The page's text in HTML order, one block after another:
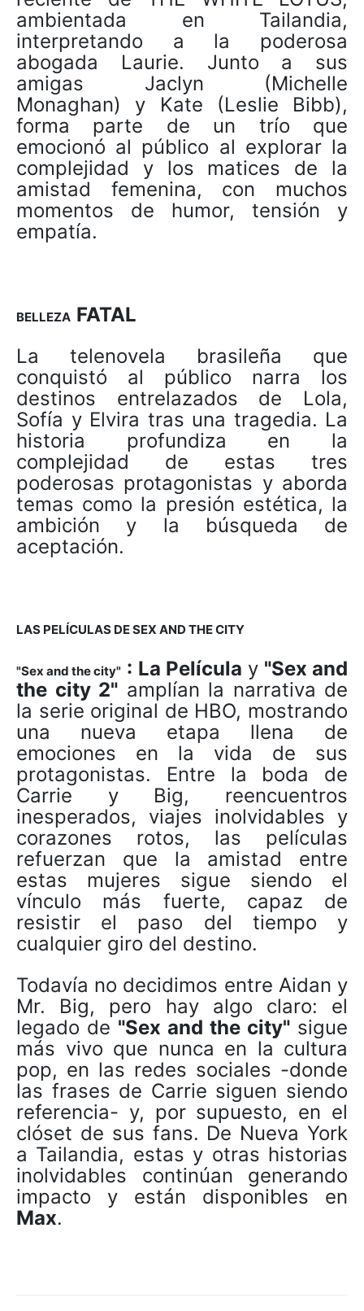
ambientada en Tailandia,
interpretando a la poderosa
abogada Laurie. Junto a sus
amigas Jaclyn (Michelle
Monaghan) y Kate (Leslie Bibb),
forma parte de un trío que
emocionó al público al explorar la
complejidad y los matices de la
amistad femenina, con muchos
momentos de humor, tensión y
empatía.
BELLEZA FATAL
La telenovela brasileña que
conquistó al público narra los
destinos entrelazados de Lola,
Sofía y Elvira tras una tragedia. La
historia profundiza en la
complejidad de estas tres
poderosas protagonistas y aborda
temas como la presión estética, la
ambición y la búsqueda de
aceptación.
LAS PELÍCULAS DE SEX AND THE CITY
"Sex and the city" : La Película y "Sex and
the city 2" amplían la narrativa de
la serie original de HBO, mostrando
una nueva etapa llena de
emociones en la vida de sus
protagonistas. Entre la boda de
Carrie y Big, reencuentros
inesperados, viajes inolvidables y
corazones rotos, las películas
refuerzan que la amistad entre
estas mujeres sigue siendo el
vínculo más fuerte, capaz de
resistir el paso del tiempo y
cualquier giro del destino.
Todavía no decidimos entre Aidan y
Mr. Big, pero hay algo claro: el
legado de "Sex and the city" sigue
más vivo que nunca en la cultura
pop, en las redes sociales -donde
las frases de Carrie siguen siendo
referencia- y, por supuesto, en el
clóset de sus fans. De Nueva York
a Tailandia, estas y otras historias
inolvidables continúan generando
impacto y están disponibles en
Max.